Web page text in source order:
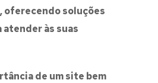
oferecendo soluções
atender às suas
de um site bem